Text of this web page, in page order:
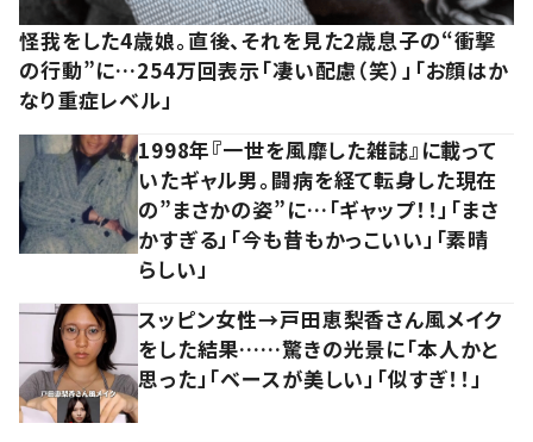
怪我をした4歳娘。直後、それを見た2歳息子の“衝撃
の行動”に…254万回表示「凄い配慮（笑）」「お顔はか
なり重症レベル」
1998年『一世を風靡した雑誌』に載って
いたギャル男。闘病を経て転身した現在
の”まさかの姿”に…「ギャップ！！」「まさ
かすぎる」「今も昔もかっこいい」「素晴
らしい」
スッピン女性→戸田恵梨香さん風メイク
をした結果……驚きの光景に「本人かと
思った」「ベースが美しい」「似すぎ！！」